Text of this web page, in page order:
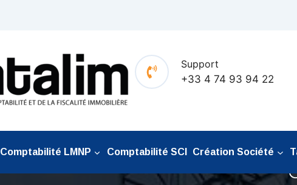
Support
+33 4 74 93 94 22
Comptabilité LMNP Comptabilité SCI Création Société